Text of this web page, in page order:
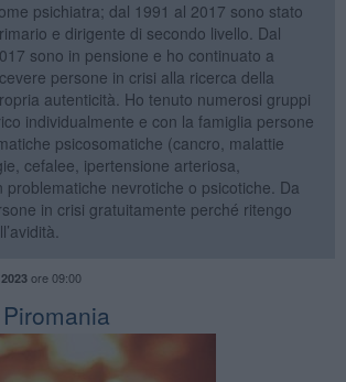
psichiatra; dal 1991 al 2017 sono stato
e dirigente di secondo livello. Dal
sono in pensione e ho continuato a
persone in crisi alla ricerca della
autenticità. Ho tenuto numerosi gruppi
individualmente e con la famiglia persone
psicosomatiche (cancro, malattie
cefalee, ipertensione arteriosa,
problematiche nevrotiche o psicotiche. Da
in crisi gratuitamente perché ritengo
ore 09:00